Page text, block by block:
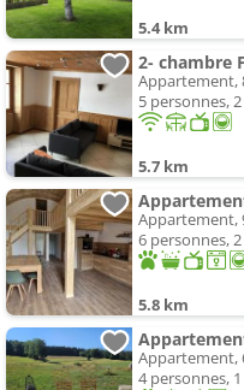
5.4 km
2- chambre
Appartement,
5 personnes,
5.7 km
Appartement,
6 personnes,
5.8 km
Appartement,
4 personnes,